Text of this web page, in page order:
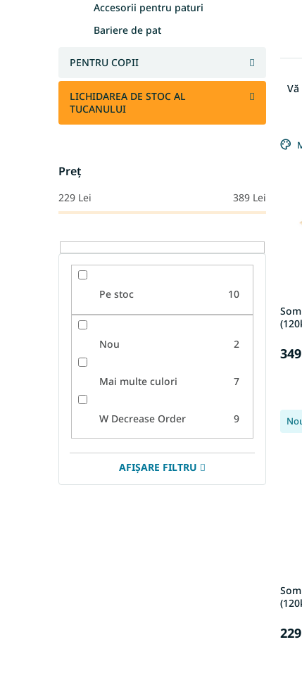
Accesorii pentru paturi
Bariere de pat
PENTRU COPII
LICHIDAREA DE STOC AL
TUCANULUI
Preţ
229 Lei 389 Lei
Pe stoc 10
Nou 2
Mai multe culori 7
W Decrease Order 9
AFIŞARE FILTRU
e
t
s
u
l
u
i
i